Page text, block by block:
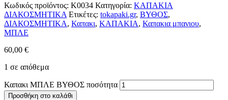
Κωδικός προϊόντος: Κ0034 Κατηγορία: ΚΑΠΑΚΙΑ
ΔΙΑΚΟΣΜΗΤΙΚΑ Ετικέτες: tokapaki.gr, ΒΥΘΟΣ,
ΔΙΑΚΟΣΜΗΤΙΚΑ, Καπακι, ΚΑΠΑΚΙΑ, Καπακια μπανιου,
ΜΠΛΕ
60,00 €
1 σε απόθεμα
Καπακι ΜΠΛΕ ΒΥΘΟΣ ποσότητα
Προσθήκη στο καλάθι